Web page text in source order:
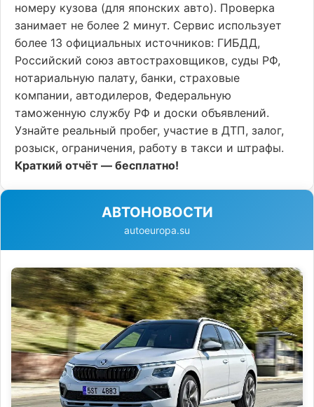
номеру кузова (для японских авто). Проверка
занимает не более 2 минут. Сервис использует
более 13 официальных источников: ГИБДД,
Российский союз автостраховщиков, суды РФ,
нотариальную палату, банки, страховые
компании, автодилеров, Федеральную
таможенную службу РФ и доски объявлений.
Узнайте реальный пробег, участие в ДТП, залог,
розыск, ограничения, работу в такси и штрафы.
Краткий отчёт — бесплатно!
АВТОНОВОСТИ
autoeuropa.su